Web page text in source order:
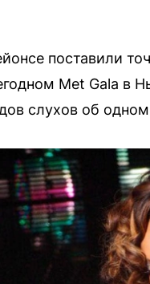
поставили
Met Gala в
слухов об